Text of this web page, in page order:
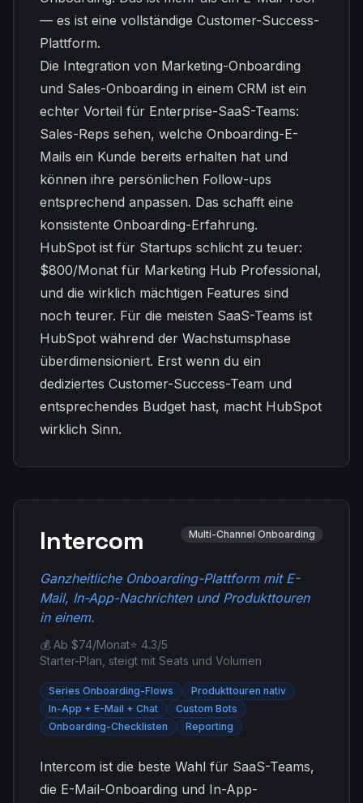
— es ist eine vollständige Customer-Success-
Plattform.
Die Integration von Marketing-Onboarding
und Sales-Onboarding in einem CRM ist ein
echter Vorteil für Enterprise-SaaS-Teams:
Sales-Reps sehen, welche Onboarding-E-
Mails ein Kunde bereits erhalten hat und
können ihre persönlichen Follow-ups
entsprechend anpassen. Das schafft eine
konsistente Onboarding-Erfahrung.
HubSpot ist für Startups schlicht zu teuer:
$800/Monat für Marketing Hub Professional,
und die wirklich mächtigen Features sind
noch teurer. Für die meisten SaaS-Teams ist
HubSpot während der Wachstumsphase
überdimensioniert. Erst wenn du ein
dediziertes Customer-Success-Team und
entsprechendes Budget hast, macht HubSpot
wirklich Sinn.
Intercom Multi-Channel Onboarding
Ganzheitliche Onboarding-Plattform mit E-
Mail, In-App-Nachrichten und Produkttouren
in einem.
💰 Ab $74/Monat⭐ 4.3/5
Starter-Plan, steigt mit Seats und Volumen
Series Onboarding-Flows
Produkttouren nativ
In-App + E-Mail + Chat
Custom Bots
Onboarding-Checklisten
Reporting
Intercom ist die beste Wahl für SaaS-Teams,
die E-Mail-Onboarding und In-App-